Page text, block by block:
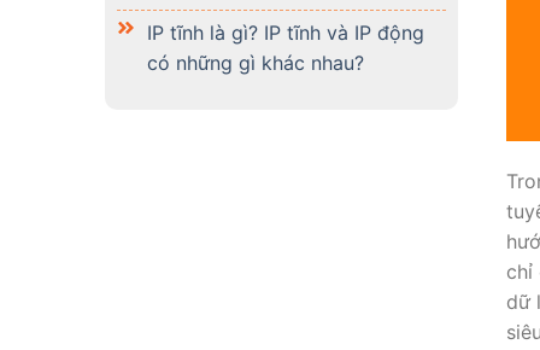
IP tĩnh là gì? IP tĩnh và IP động
có những gì khác nhau?
chỉ
dữ